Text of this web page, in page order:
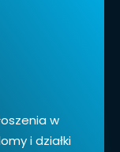
w
i działki